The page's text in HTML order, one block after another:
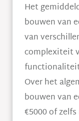
Het
bouwen van
van
complexiteit
Over het
bouwen van
€5000 of